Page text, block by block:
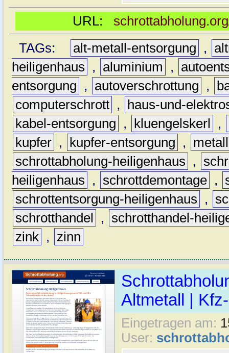
URL:
TAGs:
alt-metall-entsorgung ,
heiligenhaus
, aluminium ,
entsorgung
, autoverschrottung ,
computerschrott ,
haus-und-
kabel-entsorgung
, kluengelskerl ,
kupfer , kupfer-entsorgung ,
metall
schrottabholung-heiligenhaus
,
heiligenhaus
, schrottdemontage ,
schrottentsorgung-heiligenhaus
,
schrotthandel
,
schrotthandel-
zink , zinn
Altmetall |
Eingetragen am:
User: